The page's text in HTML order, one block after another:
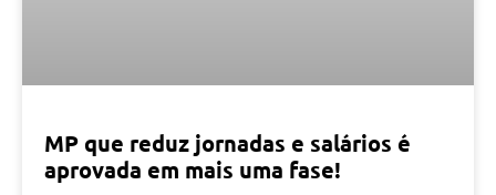
MP que reduz jornadas e salários é
aprovada em mais uma fase!